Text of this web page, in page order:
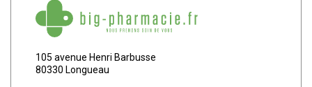
105 avenue Henri Barbusse
80330 Longueau